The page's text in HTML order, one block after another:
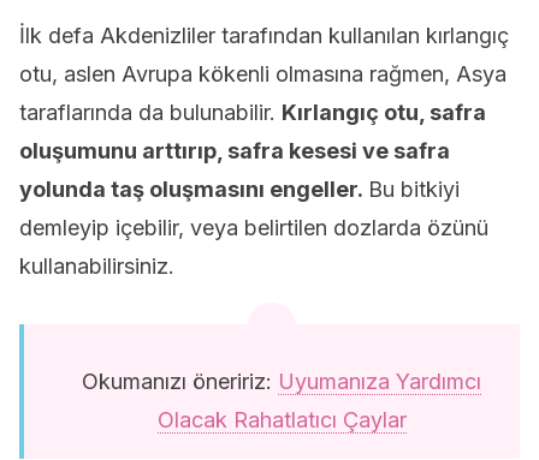
İlk defa Akdenizliler tarafından kullanılan kırlangıç
otu, aslen Avrupa kökenli olmasına rağmen, Asya
taraflarında da bulunabilir. Kırlangıç otu, safra
oluşumunu arttırıp, safra kesesi ve safra
yolunda taş oluşmasını engeller. Bu bitkiyi
demleyip içebilir, veya belirtilen dozlarda özünü
kullanabilirsiniz.
Okumanızı öneririz: Uyumanıza Yardımcı
Olacak Rahatlatıcı Çaylar